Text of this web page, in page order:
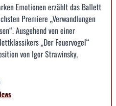
Emotionen erzählt das Ballett
Premiere „Verwandlungen
Ausgehend von einer
„Der Feuervogel“
von Igor Strawinsky,